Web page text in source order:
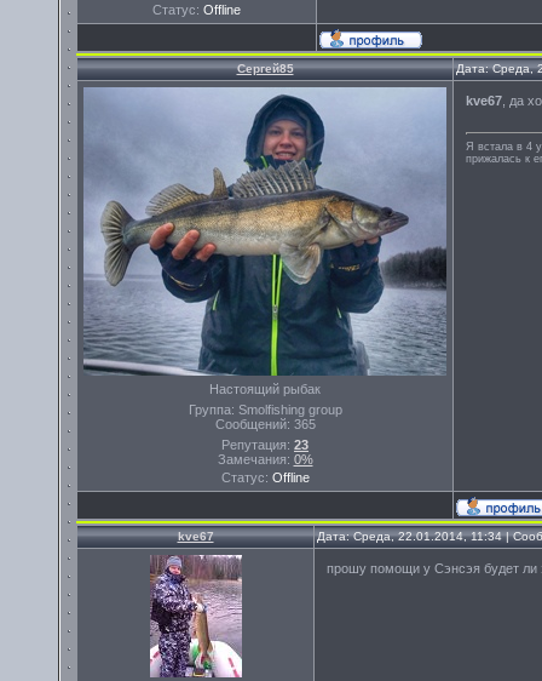
Статус: Offline
Сергей85 Дата: Среда,
Настоящий рыбак
Группа: Smolfishing group
Сообщений: 365
Репутация: 23
Замечания: 0%
Статус: Offline
kve67 , да
Я встала в 4
прижалась к
kve67 Дата: Среда, 22.01.2014, 11:34 |
прошу помощи у Сэнсэя будет ли